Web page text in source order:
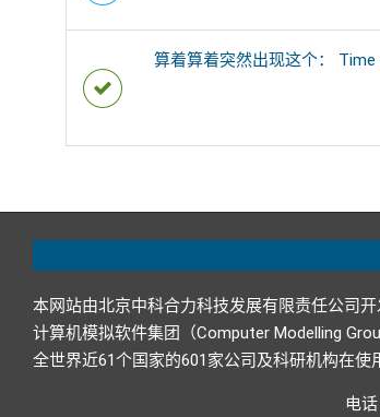
算着算着突然出现这个：
本网站由北京中科合力科技发展有限责任公司
计算机模拟软件集团（Computer Modelling
全世界近61个国家的601家公司及科研机构在使
电